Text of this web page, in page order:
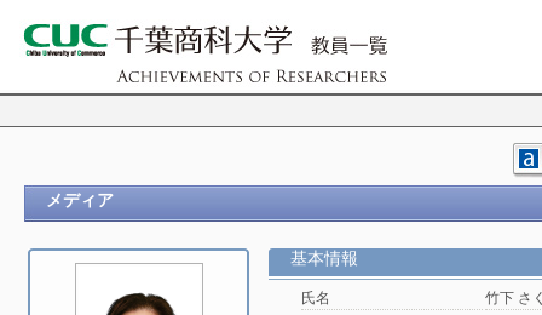
メディア
基本情報
氏名
竹下 さ